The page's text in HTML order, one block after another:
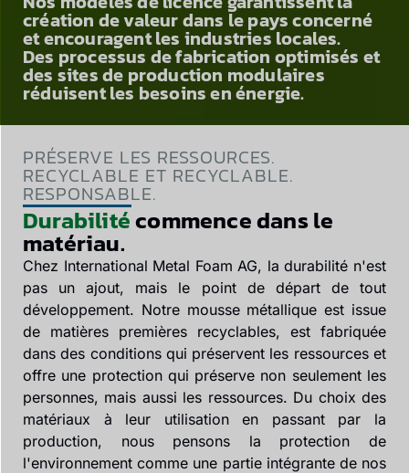
création de valeur dans le pays concerné
et encouragent les industries locales.
Des processus de fabrication optimisés et
des sites de production modulaires
réduisent les besoins en énergie.
PRÉSERVE LES RESSOURCES.
RECYCLABLE ET RECYCLABLE.
RESPONSABLE.
Durabilitécommence dans le
matériau.
Chez International Metal Foam AG, la durabilité n'est
pas un ajout, mais le point de départ de tout
développement. Notre mousse métallique est issue
de matières premières recyclables, est fabriquée
dans des conditions qui préservent les ressources et
offre une protection qui préserve non seulement les
personnes, mais aussi les ressources. Du choix des
matériaux à leur utilisation en passant par la
production, nous pensons la protection de
l'environnement comme une partie intégrante de nos